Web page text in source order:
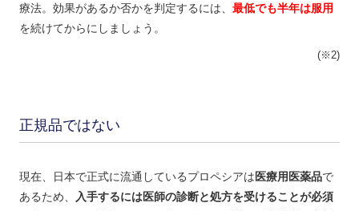
療法。効果があるか否かを判定するには、 最低でも半年は服用
を続けてからにしましょう。
(※2)
正規品ではない
現在、日本で正式に流通しているプロペシアは医療用医薬品で
あるため、
入手するには医師の診断と処方を受けることが必須